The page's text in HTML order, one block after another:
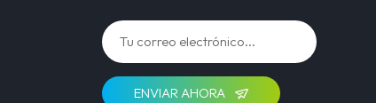
ENVIAR AHORA